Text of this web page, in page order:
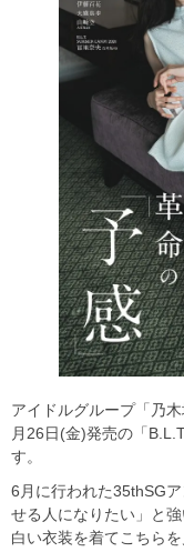
アイドルグループ「乃
月26日(金)発売の「
す。
6月に行われた35thSG
せる人になりたい」と
白い衣装を着てこちら